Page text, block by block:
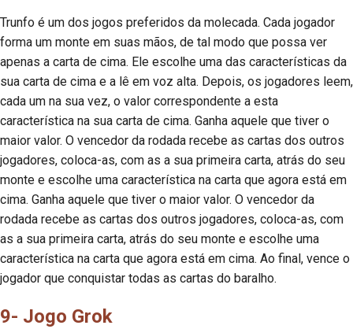
Trunfo é um dos jogos preferidos da molecada. Cada jogador
forma um monte em suas mãos, de tal modo que possa ver
apenas a carta de cima. Ele escolhe uma das características da
sua carta de cima e a lê em voz alta. Depois, os jogadores leem,
cada um na sua vez, o valor correspondente a esta
característica na sua carta de cima. Ganha aquele que tiver o
maior valor. O vencedor da rodada recebe as cartas dos outros
jogadores, coloca-as, com as a sua primeira carta, atrás do seu
monte e escolhe uma característica na carta que agora está em
cima. Ganha aquele que tiver o maior valor. O vencedor da
rodada recebe as cartas dos outros jogadores, coloca-as, com
as a sua primeira carta, atrás do seu monte e escolhe uma
característica na carta que agora está em cima. Ao final, vence o
jogador que conquistar todas as cartas do baralho.
9- Jogo Grok